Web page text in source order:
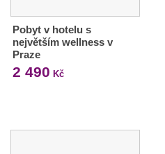
Pobyt v hotelu s
největším wellness v
Praze
2 490 Kč